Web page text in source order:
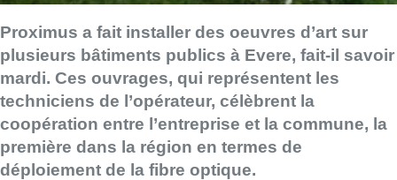
Proximus a fait installer des oeuvres d’art sur
plusieurs bâtiments publics à Evere, fait-il savoir
mardi. Ces ouvrages, qui représentent les
techniciens de l’opérateur, célèbrent la
coopération entre l’entreprise et la commune, la
première dans la région en termes de
déploiement de la fibre optique.